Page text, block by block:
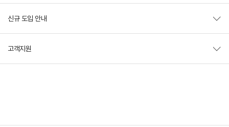
신규 도입 안내
고객지원